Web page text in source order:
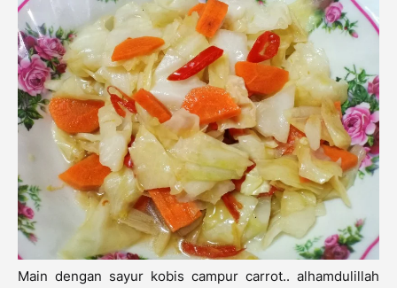
Main dengan sayur kobis campur carrot.. alhamdulillah